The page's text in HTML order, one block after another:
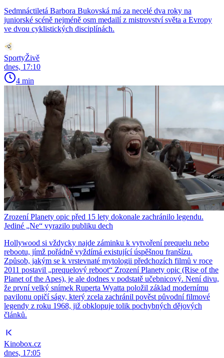
Sedmnáctiletá Barbora Bukovská má za necelé dva roky na
juniorské scéně nejméně osm medailí z mistrovství světa a Evropy
ve dvou cyklistických disciplínách.
SportyŽivě
dnes, 17:10
4 min
Zrození Planety opic před 15 lety dokonale zachránilo legendu.
Jediné „Ne“ vyrazilo publiku dech
Hollywood si vždycky najde záminku k vytvoření prequelu nebo
rebootu, jímž pořádně vyždímá existující úspěšnou franšízu.
Způsob, jakým se k vrstevnaté mytologii předchozích filmů v roce
2011 postavil „prequelový reboot“ Zrození Planety opic (Rise of the
Planet of the Apes), je ale dodnes v podstatě učebnicový. Není divu,
že první velký snímek Ruperta Wyatta položil základ modernímu
pavilonu opičí ságy, který zcela zachránil pověst původní filmové
legendy z roku 1968, již obklopuje tolik pochybných dějových
článků.
Kinobox.cz
dnes, 17:05